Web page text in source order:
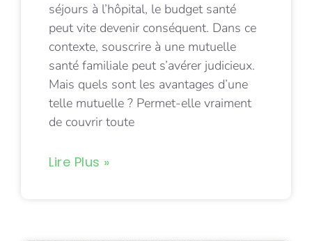
séjours à l’hôpital, le budget santé
peut vite devenir conséquent. Dans ce
contexte, souscrire à une mutuelle
santé familiale peut s’avérer judicieux.
Mais quels sont les avantages d’une
telle mutuelle ? Permet-elle vraiment
de couvrir toute
Lire Plus »